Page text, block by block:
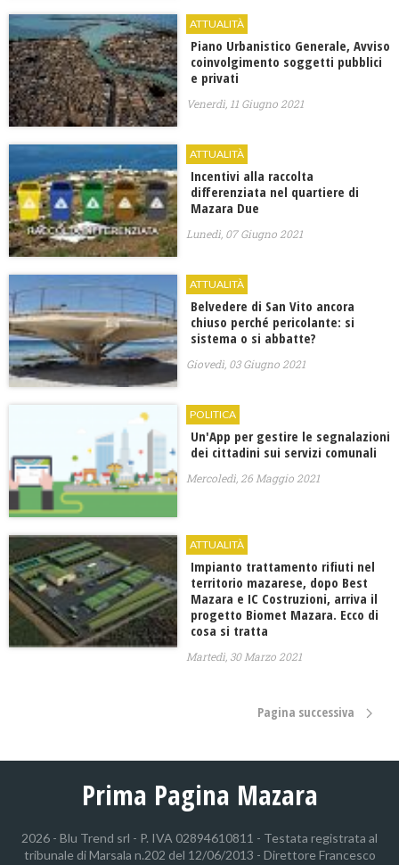
ATTUALITÀ
Piano Urbanistico Generale, Avviso
coinvolgimento soggetti pubblici
e privati
Venerdì, 11 Giugno 2021
ATTUALITÀ
Incentivi alla raccolta
differenziata nel quartiere di
Mazara Due
Lunedì, 07 Giugno 2021
ATTUALITÀ
Belvedere di San Vito ancora
chiuso perché pericolante: si
sistema o si abbatte?
Giovedì, 03 Giugno 2021
POLITICA
Un'App per gestire le segnalazioni
dei cittadini sui servizi comunali
Mercoledì, 26 Maggio 2021
ATTUALITÀ
Impianto trattamento rifiuti nel
territorio mazarese, dopo Best
Mazara e IC Costruzioni, arriva il
progetto Biomet Mazara. Ecco di
cosa si tratta
Martedì, 30 Marzo 2021
Pagina successiva
Prima Pagina Mazara
2026 - Blu Trend srl - P. IVA 02894610811 - Testata registrata al
tribunale di Marsala n.202 del 12/06/2013 - Direttore Francesco